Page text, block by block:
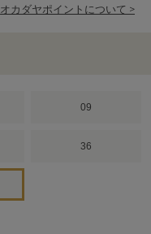
オカダヤポイントについて >
09
36